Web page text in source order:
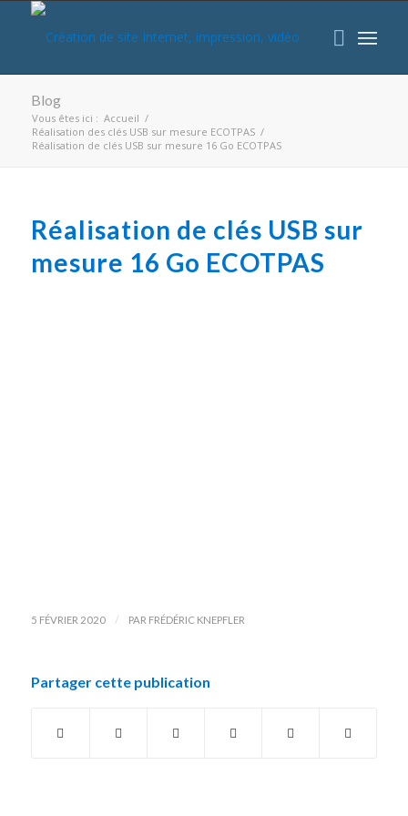
Blog
Vous êtes ici : Accueil /
Réalisation des clés USB sur mesure ECOTPAS /
Réalisation de clés USB sur mesure 16 Go ECOTPAS
Réalisation de clés USB sur
mesure 16 Go ECOTPAS
5 FÉVRIER 2020 / PAR FRÉDÉRIC KNEPFLER
Partager cette publication